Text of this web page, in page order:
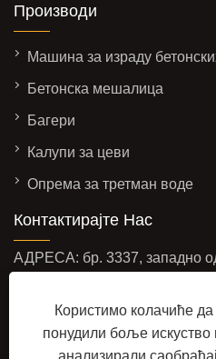
Користимо колачиће
понудили боље искуство
анализирали
Производи
Машина за израду
Бетонска мешалица
Багери
Калупи за цеви
Опрема за третман воде
Контактирајте Нас
АДРЕСА: бр. 3337, западно
Ћингџоу, провинција
ЕМАИЛ: